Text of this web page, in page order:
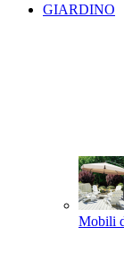
GIARDINO
Mobili